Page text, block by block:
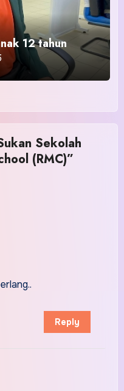
12 tahun
Sekolah
(RMC)”
Reply